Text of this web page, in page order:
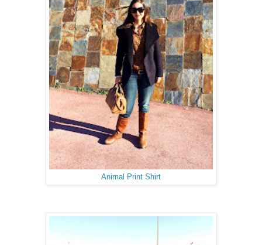
Animal Print Shirt